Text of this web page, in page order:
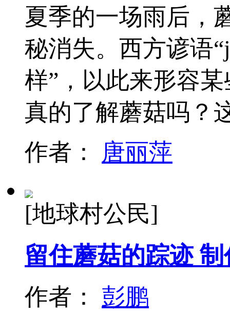
夏季的一场雨后，
秘消失。西方谚语
样”，以此来形容
真的了解蘑菇吗
作者： 唐丽萍
[地球村公民]
留住蘑菇的踪迹
作者： 彭鹏